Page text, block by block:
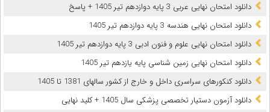
دانلود امتحان نهایی عربی 3 پایه دوازدهم تیر 1405 + پاسخ
دانلود امتحان نهایی هندسه 3 پایه دوازدهم تیر 1405
دانلود امتحان نهایی علوم و فنون ادبی 3 پایه دوازدهم تیر 1405
دانلود امتحان نهایی زمین شناسی پایه یازدهم تیر 1405
دانلود کنکورهای سراسری داخل و خارج از کشور سالهای 1381 تا 1405
دانلود آزمون دستیار تخصصی پزشکی سال 1405 + کلید نهایی